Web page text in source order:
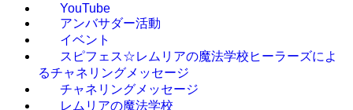
YouTube
アンバサダー活動
イベント
スピフェス☆レムリアの魔法学校ヒーラーズによ
るチャネリングメッセージ
チャネリングメッセージ
レムリアの魔法学校